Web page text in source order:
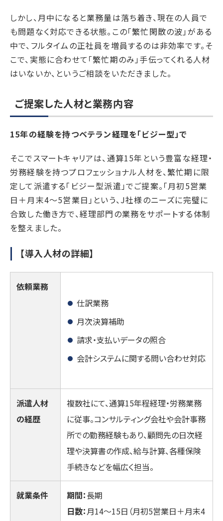
しかし、月中になると業務量は落ち着き、現在の人員で
も問題なく対応できる状態。この「繁忙閑散の波」がある
中で、フルタイムの正社員を増員するのは非効率です。そ
こで、実態に合わせて「繁忙期のみ」手伝ってくれる人材
はいないか、というご相談をいただきました。
ご提案した人材と業務内容
15年の経験を持つベテラン経理を「ビジー型」で
そこでスマートキャリアは、通算15年という豊富な経理・
労務経験を持つプロフェッショナル人材を、繁忙期に限
定して派遣する「ビジー型派遣」でご提案。「月初5営業
日＋月末4～5営業日」という、J社様のニーズに完璧に
合致した働き方で、経理部門の業務をサポートする体制
を整えました。
【導入人材の詳細】
依頼業務
仕訳業務
月次決算補助
請求・支払いデータの照合
会計システムに関する問い合わせ対応
派遣人材
の経歴
複数社にて、通算15年程経理・労務業務
に従事。コンサルティング会社や会計事務
所での勤務経験もあり、顧問先の日次経
理や決算書の作成、給与計算、各種保険
手続きなどを幅広く担当。
就業条件 期間：長期
日数： 月14～15日（月初5営業日＋月末4